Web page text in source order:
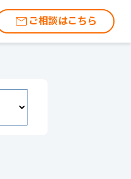
ご相談はこちら